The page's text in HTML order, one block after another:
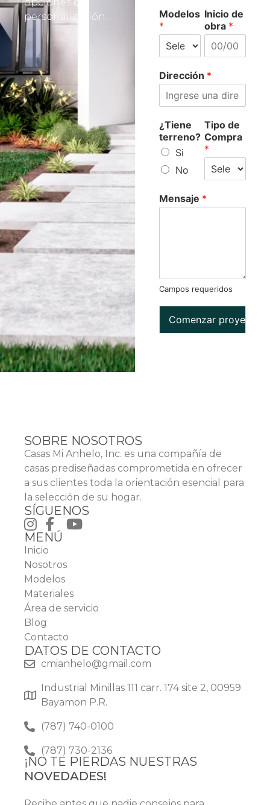
personalización.
Modelos
*
Inicio de
obra *
Dirección *
¿Tiene
terreno?
Si
No
Tipo de
Compra
*
Mensaje *
Campos requeridos
Comenzar proyecto
SOBRE NOSOTROS
Casas Mi Anhelo, Inc. es una compañía de
casas prediseñadas comprometida en ofrecer
a sus clientes toda la orientación esencial para
la selección de su hogar.
SÍGUENOS
MENÚ
Inicio
Nosotros
Modelos
Materiales
Área de servicio
Blog
Contacto
DATOS DE CONTACTO
cmianhelo@gmail.com
Industrial Minillas 111 carr. 174 site 2, 00959
Bayamon P.R.
(787) 740-0100
(787) 730-2136
¡NO TE PIERDAS NUESTRAS
NOVEDADES!